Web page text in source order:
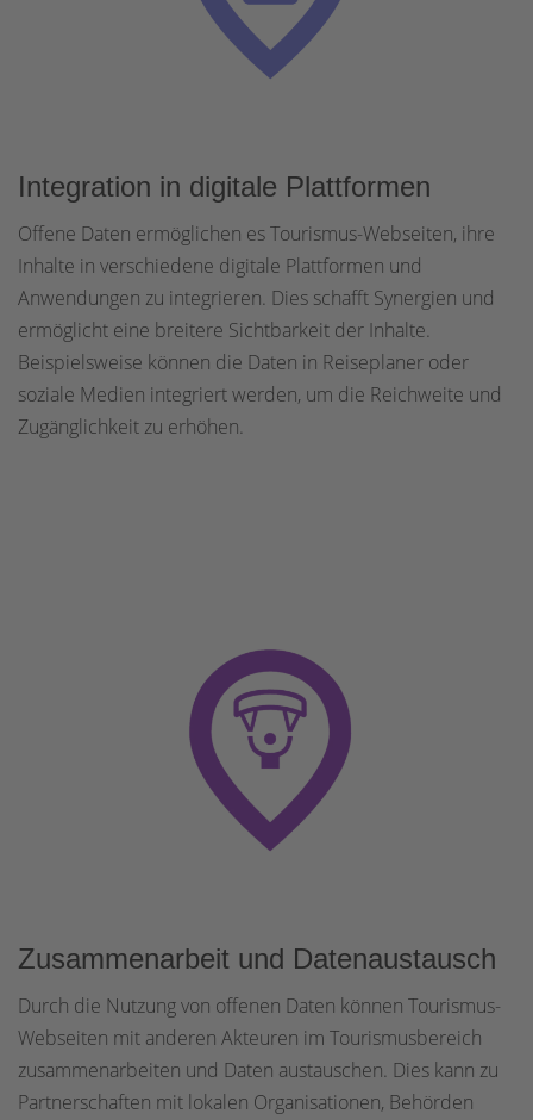
Integration in digitale Plattformen
Offene Daten ermöglichen es Tourismus-Webseiten, ihre
Inhalte in verschiedene digitale Plattformen und
Anwendungen zu integrieren. Dies schafft Synergien und
ermöglicht eine breitere Sichtbarkeit der Inhalte.
Beispielsweise können die Daten in Reiseplaner oder
soziale Medien integriert werden, um die Reichweite und
Zugänglichkeit zu erhöhen.
Zusammenarbeit und Datenaustausch
Durch die Nutzung von offenen Daten können Tourismus-
Webseiten mit anderen Akteuren im Tourismusbereich
zusammenarbeiten und Daten austauschen. Dies kann zu
Partnerschaften mit lokalen Organisationen, Behörden